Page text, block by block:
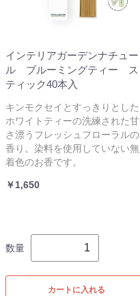
インテリアガーデンナチュー
ル ブルーミングティー ス
ティック40本入
キンモクセイとすっきりとした
ホワイトティーの洗練された甘
さ漂うフレッシュフローラルの
香り。染料を使用していない無
着色のお香です。
￥1,650
数量
カートに入れる